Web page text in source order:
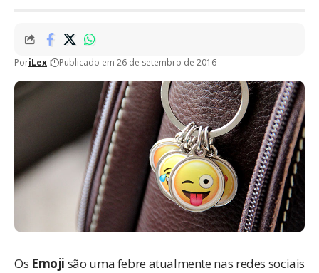
PoriLex Publicado em 26 de setembro de 2016
Os Emoji são uma febre atualmente nas redes sociais